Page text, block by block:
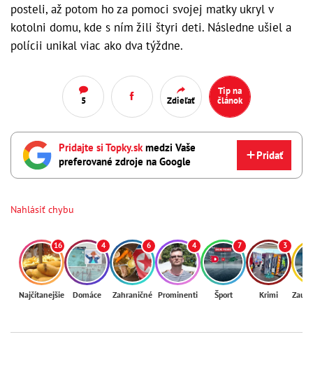
posteli, až potom ho za pomoci svojej matky ukryl v
kotolni domu, kde s ním žili štyri deti. Následne ušiel a
polícii unikal viac ako dva týždne.
5 Zdieľať
Tip na
článok
Pridajte si Topky.skmedzi Vaše
preferované zdroje na Google
Pridať
Nahlásiť chybu
16
Najčítanejšie
4
Domáce
6
Zahraničné
4
Prominenti
7
Šport
3
Krimi